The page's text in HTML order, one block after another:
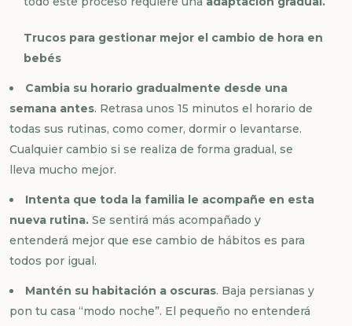
Trucos para gestionar mejor el cambio de hora en
bebés
Cambia su horario gradualmente desde una
semana antes. Retrasa unos 15 minutos el horario de
todas sus rutinas, como comer, dormir o levantarse.
Cualquier cambio si se realiza de forma gradual, se
lleva mucho mejor.
Intenta que toda la familia le acompañe en esta
nueva rutina. Se sentirá más acompañado y
entenderá mejor que ese cambio de hábitos es para
todos por igual.
Mantén su habitación a oscuras. Baja persianas y
pon tu casa “modo noche”. El pequeño no entenderá